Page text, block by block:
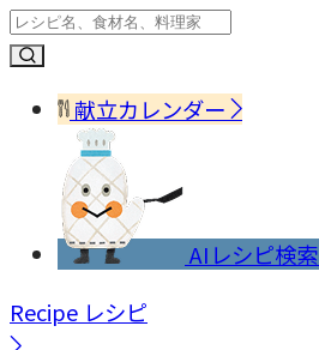
献立カレンダー
AIレシピ検索
Recipe レシピ